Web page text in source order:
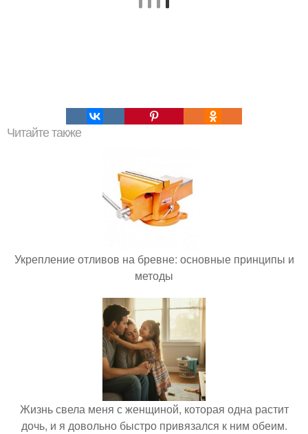
Читайте также
Укрепление отливов на бревне: основные принципы и
методы
Жизнь свела меня с женщиной, которая одна растит
дочь, и я довольно быстро привязался к ним обеим.